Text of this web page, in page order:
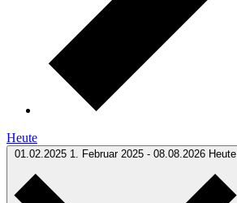
Heute
01.02.2025 1. Februar 2025 - 08.08.2026 Heute